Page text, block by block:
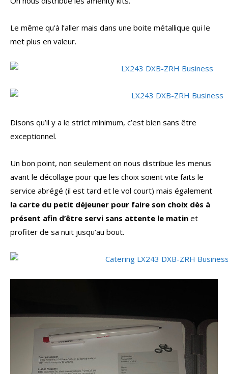
Le même qu’à l’aller mais dans une boite métallique qui le
met plus en valeur.
Disons qu’il y a le strict minimum, c’est bien sans être
exceptionnel.
Un bon point, non seulement on nous distribue les menus
avant le décollage pour que les choix soient vite faits le
service abrégé (il est tard et le vol court) mais également
la carte du petit déjeuner pour faire son choix dès à
présent afin d’être servi sans attente le matin et
profiter de sa nuit jusqu’au bout.